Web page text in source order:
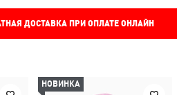
ДОСТАВКА ПРИ ОПЛАТЕ ОНЛАЙН
НОВИНКА